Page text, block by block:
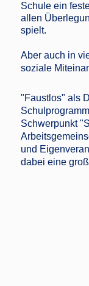
Schule ein
allen
spielt.
Aber auch in
soziale
"Faustlos" als
Schwerpunkt
und
dabei eine